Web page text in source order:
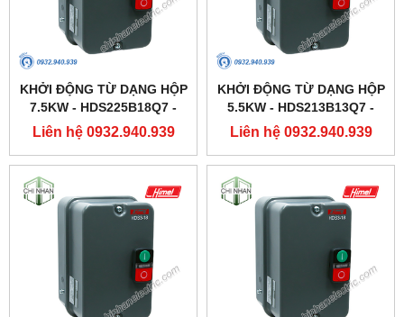
KHỞI ĐỘNG TỪ DẠNG HỘP
7.5KW - HDS225B18Q7 -
HIMEL
Liên hệ 0932.940.939
KHỞI ĐỘNG TỪ DẠNG HỘP
5.5KW - HDS213B13Q7 -
HIMEL
Liên hệ 0932.940.939